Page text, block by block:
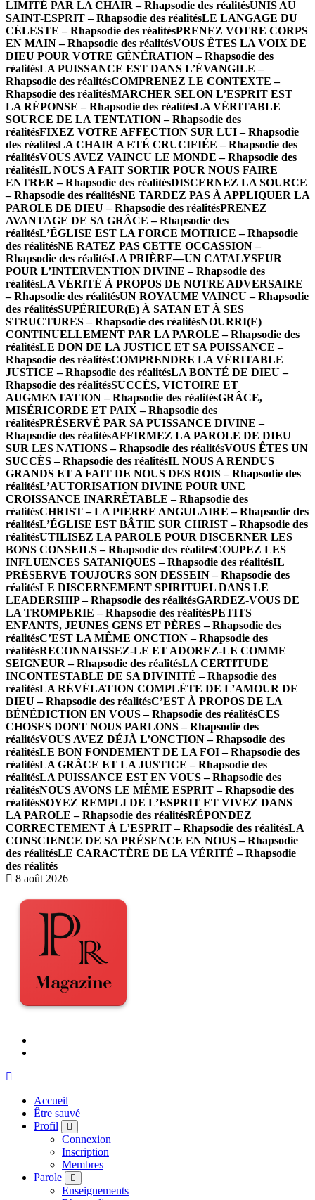
LIMITÉ PAR LA CHAIR – Rhapsodie des réalitésUNIS AU
SAINT-ESPRIT – Rhapsodie des réalitésLE LANGAGE DU
CÉLESTE – Rhapsodie des réalitésPRENEZ VOTRE CORPS
EN MAIN – Rhapsodie des réalitésVOUS ÊTES LA VOIX DE
DIEU POUR VOTRE GÉNÉRATION – Rhapsodie des
réalitésLA PUISSANCE EST DANS L’ÉVANGILE –
Rhapsodie des réalitésCOMPRENEZ LE CONTEXTE –
Rhapsodie des réalitésMARCHER SELON L’ESPRIT EST
LA RÉPONSE – Rhapsodie des réalitésLA VÉRITABLE
SOURCE DE LA TENTATION – Rhapsodie des
réalitésFIXEZ VOTRE AFFECTION SUR LUI – Rhapsodie
des réalitésLA CHAIR A ETÉ CRUCIFIÉE – Rhapsodie des
réalitésVOUS AVEZ VAINCU LE MONDE – Rhapsodie des
réalitésIL NOUS A FAIT SORTIR POUR NOUS FAIRE
ENTRER – Rhapsodie des réalitésDISCERNEZ LA SOURCE
– Rhapsodie des réalitésNE TARDEZ PAS À APPLIQUER LA
PAROLE DE DIEU – Rhapsodie des réalitésPRENEZ
AVANTAGE DE SA GRÂCE – Rhapsodie des
réalitésL’ÉGLISE EST LA FORCE MOTRICE – Rhapsodie
des réalitésNE RATEZ PAS CETTE OCCASSION –
Rhapsodie des réalitésLA PRIÈRE—UN CATALYSEUR
POUR L’INTERVENTION DIVINE – Rhapsodie des
réalitésLA VÉRITÉ À PROPOS DE NOTRE ADVERSAIRE
– Rhapsodie des réalitésUN ROYAUME VAINCU – Rhapsodie
des réalitésSUPÉRIEUR(E) À SATAN ET À SES
STRUCTURES – Rhapsodie des réalitésNOURRI(E)
CONTINUELLEMENT PAR LA PAROLE – Rhapsodie des
réalitésLE DON DE LA JUSTICE ET SA PUISSANCE –
Rhapsodie des réalitésCOMPRENDRE LA VÉRITABLE
JUSTICE – Rhapsodie des réalitésLA BONTÉ DE DIEU –
Rhapsodie des réalitésSUCCÈS, VICTOIRE ET
AUGMENTATION – Rhapsodie des réalitésGRÂCE,
MISÉRICORDE ET PAIX – Rhapsodie des
réalitésPRÉSERVÉ PAR SA PUISSANCE DIVINE –
Rhapsodie des réalitésAFFIRMEZ LA PAROLE DE DIEU
SUR LES NATIONS – Rhapsodie des réalitésVOUS ÊTES UN
SUCCÈS – Rhapsodie des réalitésIL NOUS A RENDUS
GRANDS ET A FAIT DE NOUS DES ROIS – Rhapsodie des
réalitésL’AUTORISATION DIVINE POUR UNE
CROISSANCE INARRÊTABLE – Rhapsodie des
réalitésCHRIST – LA PIERRE ANGULAIRE – Rhapsodie des
réalitésL’ÉGLISE EST BÂTIE SUR CHRIST – Rhapsodie des
réalitésUTILISEZ LA PAROLE POUR DISCERNER LES
BONS CONSEILS – Rhapsodie des réalitésCOUPEZ LES
INFLUENCES SATANIQUES – Rhapsodie des réalitésIL
PRÉSERVE TOUJOURS SON DESSEIN – Rhapsodie des
réalitésLE DISCERNEMENT SPIRITUEL DANS LE
LEADERSHIP – Rhapsodie des réalitésGARDEZ-VOUS DE
LA TROMPERIE – Rhapsodie des réalitésPETITS
ENFANTS, JEUNES GENS ET PÈRES – Rhapsodie des
réalitésC’EST LA MÊME ONCTION – Rhapsodie des
réalitésRECONNAISSEZ-LE ET ADOREZ-LE COMME
SEIGNEUR – Rhapsodie des réalitésLA CERTITUDE
INCONTESTABLE DE SA DIVINITÉ – Rhapsodie des
réalitésLA RÉVÉLATION COMPLÈTE DE L’AMOUR DE
DIEU – Rhapsodie des réalitésC’EST À PROPOS DE LA
BÉNÉDICTION EN VOUS – Rhapsodie des réalitésCES
CHOSES DONT NOUS PARLONS – Rhapsodie des
réalitésVOUS AVEZ DÉJÀ L’ONCTION – Rhapsodie des
réalitésLE BON FONDEMENT DE LA FOI – Rhapsodie des
réalitésLA GRÂCE ET LA JUSTICE – Rhapsodie des
réalitésLA PUISSANCE EST EN VOUS – Rhapsodie des
réalitésNOUS AVONS LE MÊME ESPRIT – Rhapsodie des
réalitésSOYEZ REMPLI DE L’ESPRIT ET VIVEZ DANS
LA PAROLE – Rhapsodie des réalitésRÉPONDEZ
CORRECTEMENT À L’ESPRIT – Rhapsodie des réalitésLA
CONSCIENCE DE SA PRÉSENCE EN NOUS – Rhapsodie
des réalitésLE CARACTÈRE DE LA VÉRITÉ – Rhapsodie
des réalités
8 août 2026
Accueil
Être sauvé
Profil
Connexion
Inscription
Membres
Parole
Enseignements